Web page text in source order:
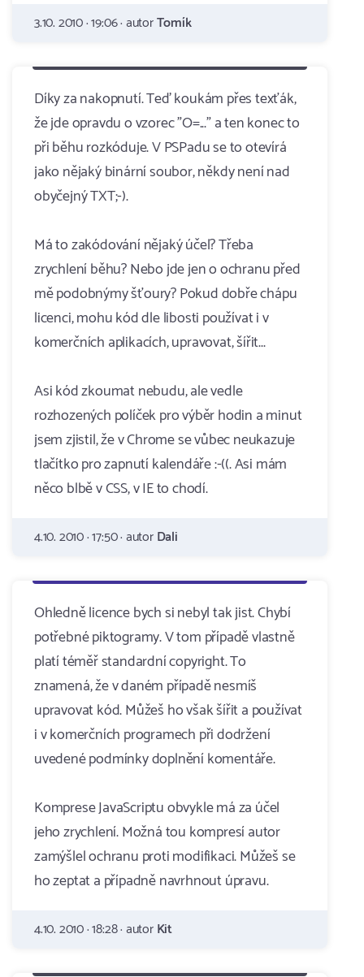
3.10. 2010 · 19:06 · autorTomík
Díky za nakopnutí. Teď koukám přes texťák,
že jde opravdu o vzorec "O=..." a ten konec to
při běhu rozkóduje. V PSPadu se to otevírá
jako nějaký binární soubor, někdy není nad
obyčejný TXT;-).
Má to zakódování nějaký účel? Třeba
zrychlení běhu? Nebo jde jen o ochranu před
mě podobnýmy šťoury? Pokud dobře chápu
licenci, mohu kód dle libosti používat i v
komerčních aplikacích, upravovat, šířit...
Asi kód zkoumat nebudu, ale vedle
rozhozených políček pro výběr hodin a minut
jsem zjistil, že v Chrome se vůbec neukazuje
tlačítko pro zapnutí kalendáře :-((. Asi mám
něco blbě v CSS, v IE to chodí.
4.10. 2010 · 17:50 · autorDali
Ohledně licence bych si nebyl tak jist. Chybí
potřebné piktogramy. V tom případě vlastně
platí téměř standardní copyright. To
znamená, že v daném případě nesmíš
upravovat kód. Můžeš ho však šířit a používat
i v komerčních programech při dodržení
uvedené podmínky doplnění komentáře.
Komprese JavaScriptu obvykle má za účel
jeho zrychlení. Možná tou kompresí autor
zamýšlel ochranu proti modifikaci. Můžeš se
ho zeptat a případně navrhnout úpravu.
4.10. 2010 · 18:28 · autorKit